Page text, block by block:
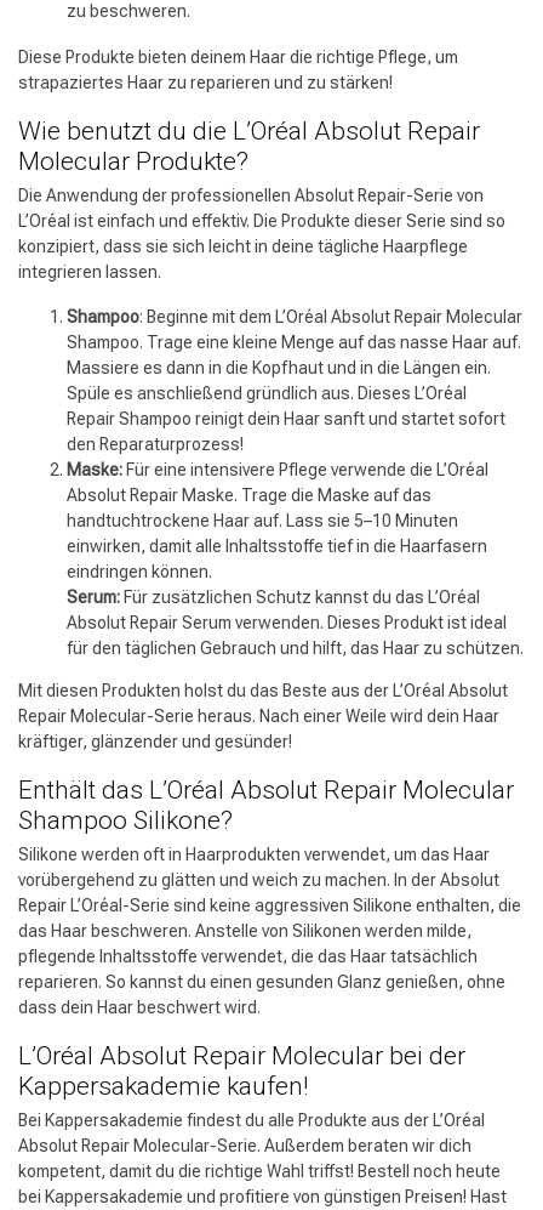
Friseurwahl
zu beschweren.
Diese Produkte bieten deinem Haar die richtige Pflege, um
strapaziertes Haar zu reparieren und zu stärken!
Wie benutzt du die L’Oréal Absolut Repair
Molecular Produkte?
Die Anwendung der professionellen Absolut Repair-Serie von
L’Oréal ist einfach und effektiv. Die Produkte dieser Serie sind so
konzipiert, dass sie sich leicht in deine tägliche Haarpflege
integrieren lassen.
Shampoo: Beginne mit dem L’Oréal Absolut Repair Molecular
Shampoo. Trage eine kleine Menge auf das nasse Haar auf.
Massiere es dann in die Kopfhaut und in die Längen ein.
Spüle es anschließend gründlich aus. Dieses L’Oréal
Repair Shampoo reinigt dein Haar sanft und startet sofort
den Reparaturprozess!
Maske: Für eine intensivere Pflege verwende die L’Oréal
Absolut Repair Maske. Trage die Maske auf das
handtuchtrockene Haar auf. Lass sie 5–10 Minuten
einwirken, damit alle Inhaltsstoffe tief in die Haarfasern
eindringen können.
Serum: Für zusätzlichen Schutz kannst du das L’Oréal
Absolut Repair Serum verwenden. Dieses Produkt ist ideal
für den täglichen Gebrauch und hilft, das Haar zu schützen.
Mit diesen Produkten holst du das Beste aus der L’Oréal Absolut
Repair Molecular-Serie heraus. Nach einer Weile wird dein Haar
kräftiger, glänzender und gesünder!
Enthält das L’Oréal Absolut Repair Molecular
Shampoo Silikone?
Silikone werden oft in Haarprodukten verwendet, um das Haar
vorübergehend zu glätten und weich zu machen. In der Absolut
Repair L’Oréal-Serie sind keine aggressiven Silikone enthalten, die
das Haar beschweren. Anstelle von Silikonen werden milde,
pflegende Inhaltsstoffe verwendet, die das Haar tatsächlich
reparieren. So kannst du einen gesunden Glanz genießen, ohne
dass dein Haar beschwert wird.
L’Oréal Absolut Repair Molecular bei der
Kappersakademie kaufen!
Bei Kappersakademie findest du alle Produkte aus der L’Oréal
Absolut Repair Molecular-Serie. Außerdem beraten wir dich
kompetent, damit du die richtige Wahl triffst! Bestell noch heute
bei Kappersakademie und profitiere von günstigen Preisen! Hast